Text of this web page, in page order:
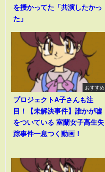
を授かってた「共演したかっ
た」
おすすめ
プロジェクトA子さんも注
目！【未解決事件】誰かが嘘
をついている 室蘭女子高生失
踪事件一息つく動画！